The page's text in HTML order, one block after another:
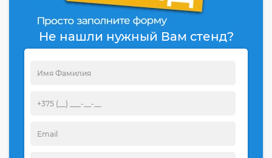
Не нашли нужный Вам стенд?